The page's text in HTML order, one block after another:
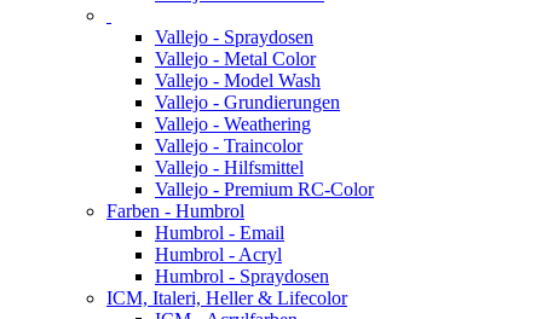
Vallejo - Spraydosen
Vallejo - Metal Color
Vallejo - Model Wash
Vallejo - Grundierungen
Vallejo - Weathering
Vallejo - Traincolor
Vallejo - Hilfsmittel
Vallejo - Premium RC-Color
Farben - Humbrol
Humbrol - Email
Humbrol - Acryl
Humbrol - Spraydosen
ICM, Italeri, Heller & Lifecolor